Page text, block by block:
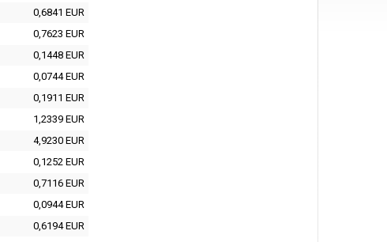
0,6841 EUR
0,7623 EUR
0,1448 EUR
0,0744 EUR
0,1911 EUR
1,2339 EUR
4,9230 EUR
0,1252 EUR
0,7116 EUR
0,0944 EUR
0,6194 EUR